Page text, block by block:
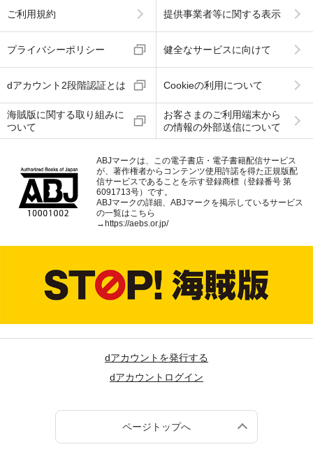
ご利用規約 提供事業者等に関する表示
プライバシーポリシー 健全なサービスに向けて
dアカウント2段階認証とは Cookieの利用について
海賊版に関する取り組みに
ついて
お客さまのご利用端末から
の情報の外部送信について
ABJマークは、この電子書店・電子書籍配信サービス
が、著作権者からコンテンツ使用許諾を得た正規版配
信サービスであることを示す登録商標（登録番号 第
6091713号）です。
ABJマークの詳細、ABJマークを掲示しているサービス
の一覧はこちら
→https://aebs.or.jp/
dアカウントを発行する
dアカウントログイン
ページトップへ